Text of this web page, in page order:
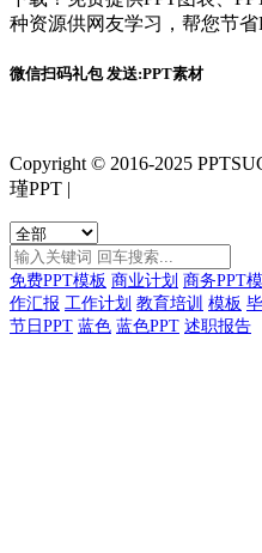
种资源供网友学习，帮您节省
微信扫码礼包 发送:PPT素材
Copyright © 2016-2025
瑾PPT |
免费PPT模板 商业计划 商务PPT
作汇报 工作计划 教育培训 模板
节日PPT 蓝色 蓝色PPT 述职报告